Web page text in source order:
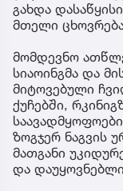
გახდა
მთელი
მომდევნო
სიაოინგმა და
მიტოვებული
ქუჩებში,
ზოგჯერ ნაგვის
მათგანი
და